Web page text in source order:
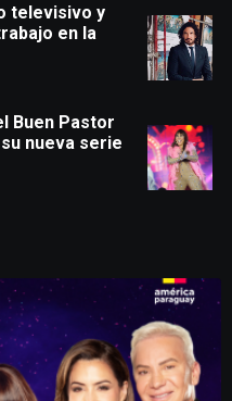
televisivo y
en la
Buen Pastor
nueva serie